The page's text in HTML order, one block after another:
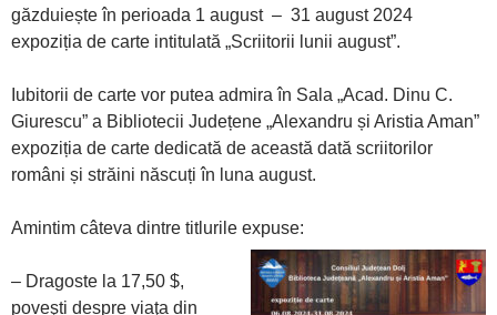
găzduiește în perioada 1 august – 31 august 2024
expoziția de carte intitulată „Scriitorii lunii august”.
Iubitorii de carte vor putea admira în Sala „Acad. Dinu C.
Giurescu” a Bibliotecii Județene „Alexandru și Aristia Aman”
expoziția de carte dedicată de această dată scriitorilor
români și străini născuți în luna august.
Amintim câteva dintre titlurile expuse:
– Dragoste la 17,50 $,
poveşti despre viaţa din